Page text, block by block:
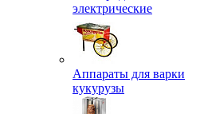
электрические
Аппараты для варки
кукурузы